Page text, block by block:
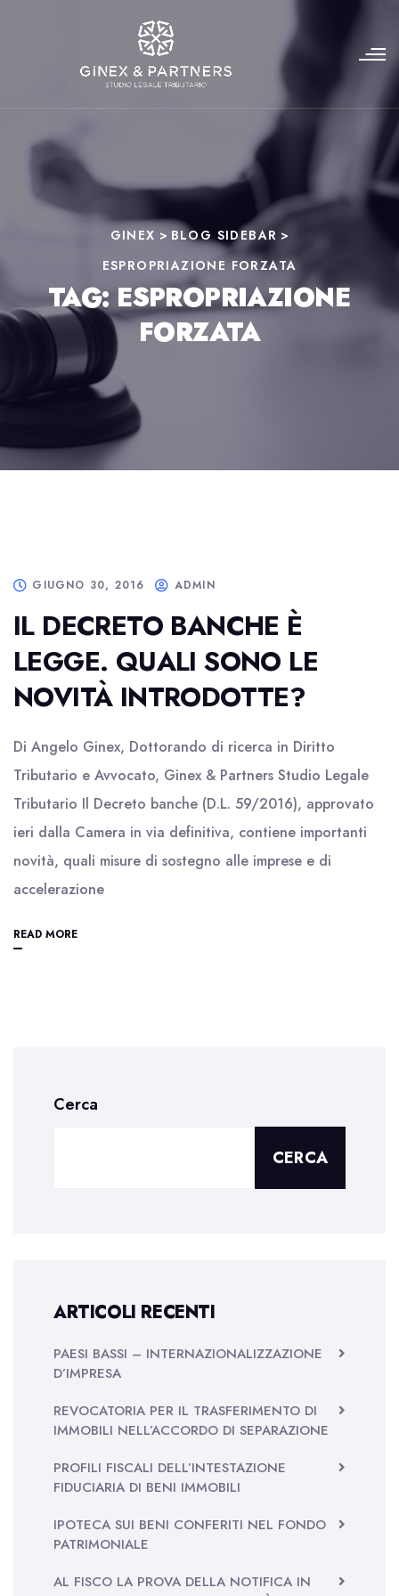
GINEX > BLOG SIDEBAR >
ESPROPRIAZIONE FORZATA
TAG: ESPROPRIAZIONE
FORZATA
GIUGNO 30, 2016 ADMIN
IL DECRETO BANCHE È
LEGGE. QUALI SONO LE
NOVITÀ INTRODOTTE?
Di Angelo Ginex, Dottorando di ricerca in Diritto
Tributario e Avvocato, Ginex & Partners Studio Legale
Tributario Il Decreto banche (D.L. 59/2016), approvato
ieri dalla Camera in via definitiva, contiene importanti
novità, quali misure di sostegno alle imprese e di
accelerazione
READ MORE
Cerca
CERCA
ARTICOLI RECENTI
PAESI BASSI – INTERNAZIONALIZZAZIONE
D’IMPRESA
REVOCATORIA PER IL TRASFERIMENTO DI
IMMOBILI NELL’ACCORDO DI SEPARAZIONE
PROFILI FISCALI DELL’INTESTAZIONE
FIDUCIARIA DI BENI IMMOBILI
IPOTECA SUI BENI CONFERITI NEL FONDO
PATRIMONIALE
AL FISCO LA PROVA DELLA NOTIFICA IN